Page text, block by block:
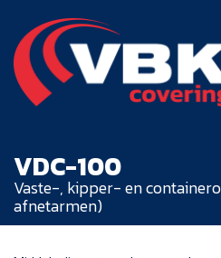
VDC-100
Vaste-, kipper- en
afnetarmen)